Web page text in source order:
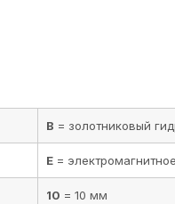
В = золотниковый
Е = электромагнитное
10 = 10 мм